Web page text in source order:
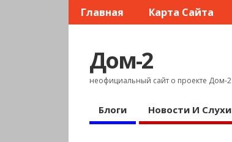
Главная Карта Сайта
Дом-2
неофициальный сайт о проекте Дом-2
Блоги Новости И Слухи